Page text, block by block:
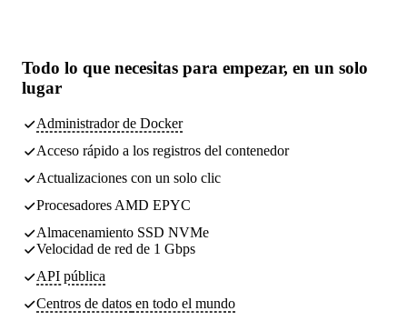
Todo lo que necesitas para empezar, en un solo
lugar
Administrador de Docker
Acceso rápido a los registros del contenedor
Actualizaciones con un solo clic
Procesadores AMD EPYC
Almacenamiento SSD NVMe
Velocidad de red de 1 Gbps
API pública
Centros de datos en todo el mundo